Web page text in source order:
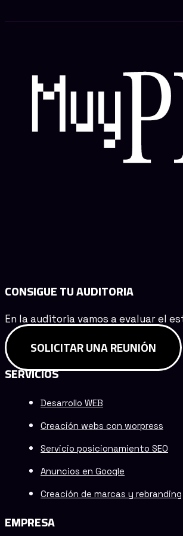
CONSIGUE TU AUDITORIA
En la auditoria vamos a evaluar el
SOLICITAR UNA REUNIÓN
SERVICIOS
Desarrollo WEB
Creación webs con worpress
Servicio posicionamiento SEO
Anuncios en Google
Creación de marcas y rebranding
EMPRESA